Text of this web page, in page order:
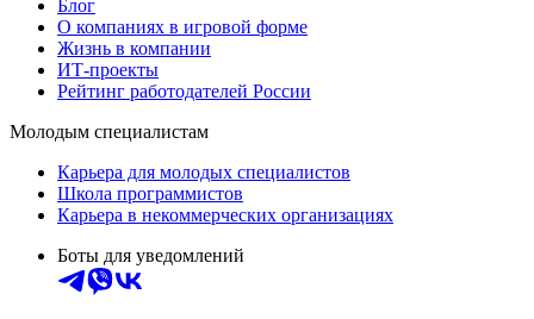
Блог
О компаниях в игровой форме
Жизнь в компании
ИТ-проекты
Рейтинг работодателей России
Молодым специалистам
Карьера для молодых специалистов
Школа программистов
Карьера в некоммерческих организациях
Боты для уведомлений